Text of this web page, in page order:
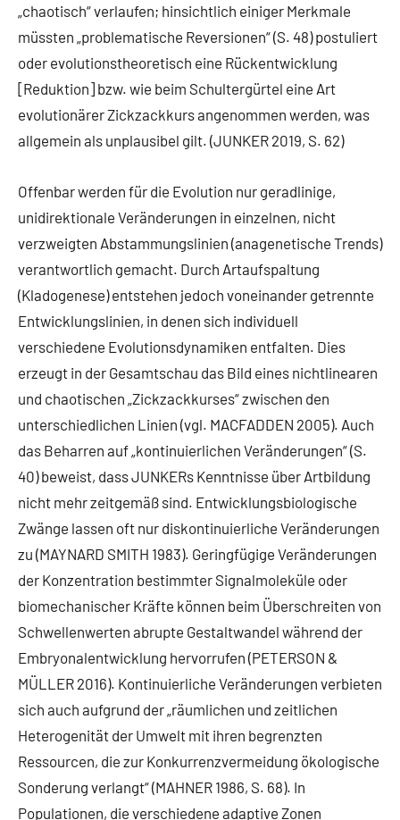
„chaotisch“ verlaufen; hinsichtlich einiger Merkmale
müssten „problematische Reversionen“ (S. 48) postuliert
oder evolutionstheoretisch eine Rückentwicklung
[Reduktion] bzw. wie beim Schultergürtel eine Art
evolutionärer Zickzackkurs angenommen werden, was
allgemein als unplausibel gilt. (JUNKER 2019, S. 62)
Offenbar werden für die Evolution nur geradlinige,
unidirektionale Veränderungen in einzelnen, nicht
verzweigten Abstammungslinien (anagenetische Trends)
verantwortlich gemacht. Durch Artaufspaltung
(Kladogenese) entstehen jedoch voneinander getrennte
Entwicklungslinien, in denen sich individuell
verschiedene Evolutionsdynamiken entfalten. Dies
erzeugt in der Gesamtschau das Bild eines nichtlinearen
und chaotischen „Zickzackkurses“ zwischen den
unterschiedlichen Linien (vgl. MACFADDEN 2005). Auch
das Beharren auf „kontinuierlichen Veränderungen“ (S.
40) beweist, dass JUNKERs Kenntnisse über Artbildung
nicht mehr zeitgemäß sind. Entwicklungsbiologische
Zwänge lassen oft nur diskontinuierliche Veränderungen
zu (MAYNARD SMITH 1983). Geringfügige Veränderungen
der Konzentration bestimmter Signalmoleküle oder
biomechanischer Kräfte können beim Überschreiten von
Schwellenwerten abrupte Gestaltwandel während der
Embryonalentwicklung hervorrufen (PETERSON &
MÜLLER 2016). Kontinuierliche Veränderungen verbieten
sich auch aufgrund der „räumlichen und zeitlichen
Heterogenität der Umwelt mit ihren begrenzten
Ressourcen, die zur Konkurrenzvermeidung ökologische
Sonderung verlangt“ (MAHNER 1986, S. 68). In
Populationen, die verschiedene adaptive Zonen